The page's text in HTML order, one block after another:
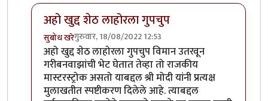
अहो खुद्द शेठ लाहोरला गुपचुप
सुबोध खरेगुरुवार, 18/08/2022 12:53
In reply toअहो खुद्द शेठ लाहोरला गुपचुपby
अहो खुद्द शेठ लाहोरला गुपचुप विमान उतरवून
गरीबनवाझांची भेट घेतात तेव्हा तो राजकीय
मास्टरस्ट्रोक असतो याबद्दल श्री मोदी यांनी प्रत्यक्ष
मुलाखतीत स्पष्टीकरण दिलेले आहे. त्याबद्दल